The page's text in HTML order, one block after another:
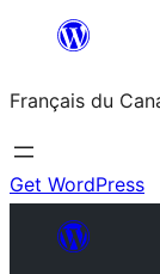
contenu
Français du
Get WordPress